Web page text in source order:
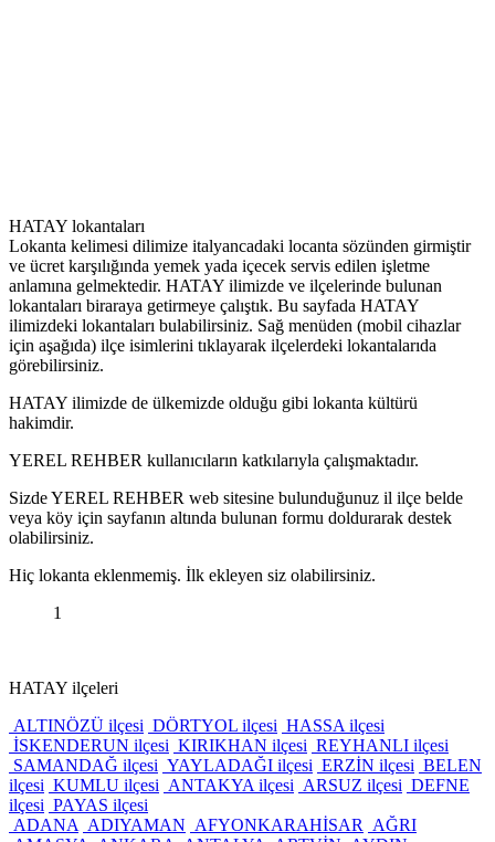
HATAY lokantaları
Lokanta kelimesi dilimize italyancadaki locanta sözünden girmiştir
ve ücret karşılığında yemek yada içecek servis edilen işletme
anlamına gelmektedir. HATAY ilimizde ve ilçelerinde bulunan
lokantaları biraraya getirmeye çalıştık. Bu sayfada HATAY
ilimizdeki lokantaları bulabilirsiniz. Sağ menüden (mobil cihazlar
için aşağıda) ilçe isimlerini tıklayarak ilçelerdeki lokantalarıda
görebilirsiniz.
HATAY ilimizde de ülkemizde olduğu gibi lokanta kültürü
hakimdir.
YEREL REHBER kullanıcıların katkılarıyla çalışmaktadır.
Sizde YEREL REHBER web sitesine bulunduğunuz il ilçe belde
veya köy için sayfanın altında bulunan formu doldurarak destek
olabilirsiniz.
Hiç lokanta eklenmemiş. İlk ekleyen siz olabilirsiniz.
1
HATAY ilçeleri
ALTINÖZÜ ilçesi DÖRTYOL ilçesi HASSA ilçesi
İSKENDERUN ilçesi KIRIKHAN ilçesi REYHANLI ilçesi
SAMANDAĞ ilçesi YAYLADAĞI ilçesi ERZİN ilçesi BELEN
ilçesi KUMLU ilçesi ANTAKYA ilçesi ARSUZ ilçesi DEFNE
ilçesi PAYAS ilçesi
ADANA ADIYAMAN AFYONKARAHİSAR
AĞRI